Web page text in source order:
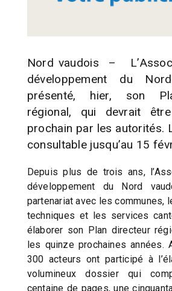
Nord vaudois –
développement du
présenté, hier, son
régional, qui devrait
prochain par les autorités.
consultable jusqu’au 15
Depuis plus de trois ans,
développement du Nord
partenariat avec les communes,
techniques et les services
élaborer son Plan directeur
les quinze prochaines années.
300 acteurs ont participé à
volumineux dossier qui
centaine de pages, une